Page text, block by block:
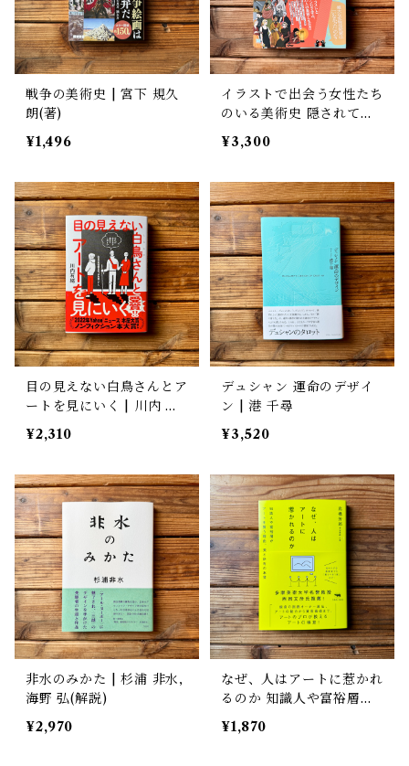
戦争の美術史 | 宮下 規久
朗(著)
¥1,496
イラストで出会う女性たち
のいる美術史 隠されてき
た「偉大な」芸術家の物語
| 李君棠(著), 垂垂(絵), 多
¥3,300
目の見えない白鳥さんとア
ートを見にいく | 川内 有
緒
¥2,310
デュシャン 運命のデザイ
ン | 港 千尋
¥3,520
非水のみかた | 杉浦 非水,
海野 弘(解説)
¥2,970
なぜ、人はアートに惹かれ
るのか 知識人や富裕層が
アートを買う理由、美と所
有の本質 | 髙橋 芳郎
¥1,870